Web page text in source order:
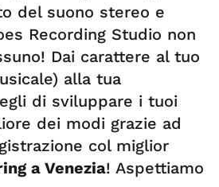
del suono stereo e
Recording Studio non
Dai carattere al tuo
alla tua
di sviluppare i tuoi
dei modi grazie ad
col miglior
a Venezia! Aspettiamo